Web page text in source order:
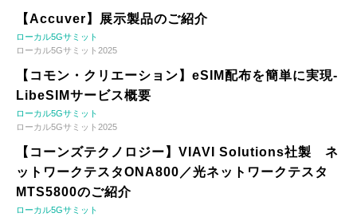
【Accuver】展示製品のご紹介
ローカル5Gサミット
ローカル5Gサミット2025
【コモン・クリエーション】eSIM配布を簡単に実現-
LibeSIMサービス概要
ローカル5Gサミット
ローカル5Gサミット2025
【コーンズテクノロジー】VIAVI Solutions社製 ネ
ットワークテスタONA800／光ネットワークテスタ
MTS5800のご紹介
ローカル5Gサミット